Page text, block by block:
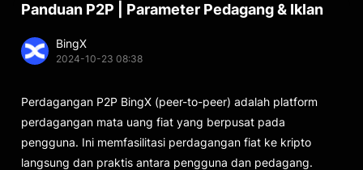
Panduan P2P | Parameter Pedagang & Iklan
BingX
2024-10-23 08:38
Perdagangan P2P BingX (peer-to-peer) adalah platform
perdagangan mata uang fiat yang berpusat pada
pengguna. Ini memfasilitasi perdagangan fiat ke kripto
langsung dan praktis antara pengguna dan pedagang.